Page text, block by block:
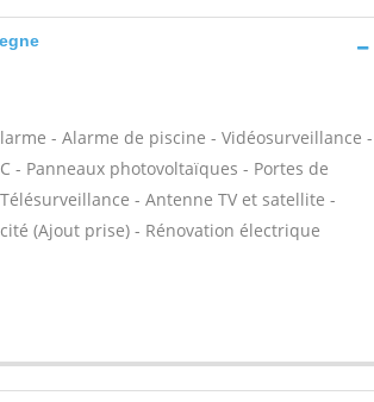
- Alarme de piscine - Vidéosurveillance -
- Panneaux photovoltaïques - Portes de
- Antenne TV et satellite -
(Ajout prise) - Rénovation électrique